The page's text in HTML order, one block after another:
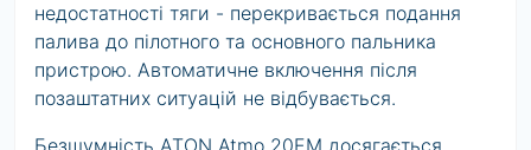
недостатності тяги - перекривається подання
палива до пілотного та основного пальника
пристрою. Автоматичне включення після
позаштатних ситуацій не відбувається.
Безшумність ATON Atmo 20ЕМ досягається